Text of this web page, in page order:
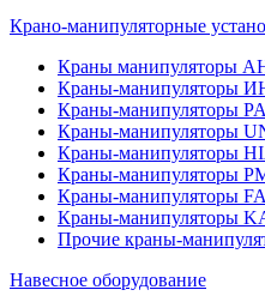
Крано-манипуляторные
Краны манипуляторы
Краны-манипуляторы
Краны-манипуляторы
Краны-манипуляторы
Краны-манипуляторы
Краны-манипуляторы
Краны-манипуляторы
Краны-манипуляторы
Прочие краны-
Навесное оборудование